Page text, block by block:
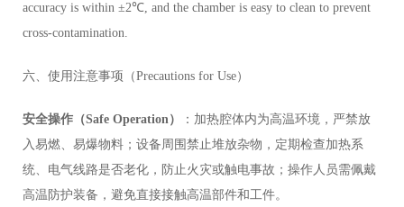
accuracy is within ±2℃, and the chamber is easy to clean to prevent
cross-contamination.
六、使用注意事项（Precautions for Use）
安全操作（Safe Operation）
：加热腔体内为高温环境，严禁放
入易燃、易爆物料；设备周围禁止堆放杂物，定期检查加热系
统、电气线路是否老化，防止火灾或触电事故；操作人员需佩戴
高温防护装备，避免直接接触高温部件和工件。